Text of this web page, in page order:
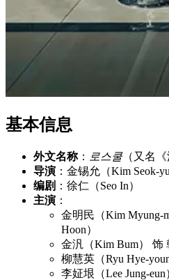
基本信息
外文名称： 로스쿨（又名《
导演 ：金锡允（Kim Seok-
编剧 ：徐仁（Seo In）
主演 ：
金明民（Kim Myung-
Hoon）
金汎（Kim Bum） 饰
柳慧英（Ryu Hye-
李姃垠（Lee Jung-